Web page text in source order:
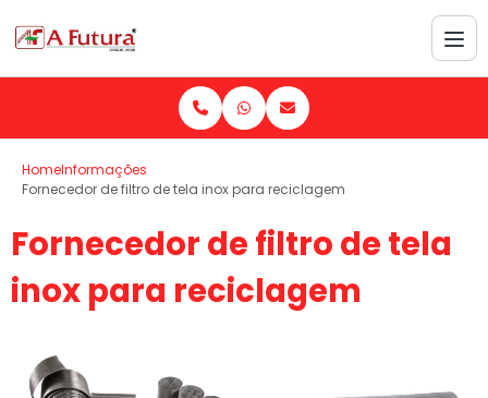
HomeInformações
Fornecedor de filtro de tela inox para reciclagem
Fornecedor de filtro de tela
inox para reciclagem